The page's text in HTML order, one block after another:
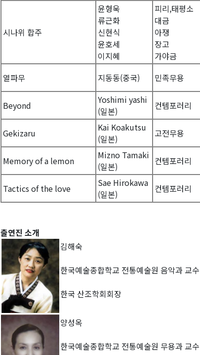
시나위 합주
윤형욱
류근화
신현식
윤호세
이지혜
피리,태평소
대금
아쟁
장고
가야금
열파무 지동동(중국) 민족무용
Beyond
Yoshimi yashi
(일본)
컨템포러리
Gekizaru
Kai Koakutsu
(일본)
고전무용
Memory of a lemon
Mizno Tamaki
(일본)
컨템포러리
Tactics of the love
Sae Hirokawa
(일본)
컨템포러리
출연진 소개
김해숙
한국예술종합학교 전통예술원 음악과 교수
한국 산조학회회장
양성옥
한국예술종합학교 전통예술원 무용과 교수